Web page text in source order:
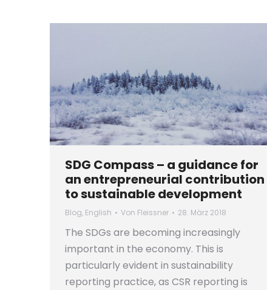
SDG Compass – a guidance for
an entrepreneurial contribution
to sustainable development
Blog, English Von Fleissner 28. März 2018
The SDGs are becoming increasingly
important in the economy. This is
particularly evident in sustainability
reporting practice, as CSR reporting is